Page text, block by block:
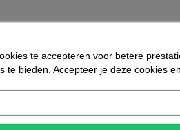
te accepteren voor betere
te bieden. Accepteer je deze cookies